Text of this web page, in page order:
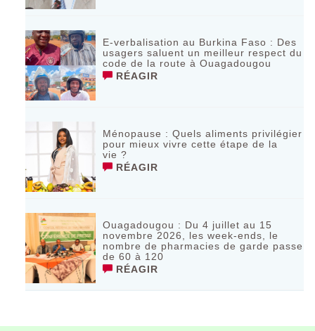
E-verbalisation au Burkina Faso : Des
usagers saluent un meilleur respect du
code de la route à Ouagadougou
RÉAGIR
Ménopause : Quels aliments privilégier
pour mieux vivre cette étape de la
vie ?
RÉAGIR
Ouagadougou : Du 4 juillet au 15
novembre 2026, les week-ends, le
nombre de pharmacies de garde passe
de 60 à 120
RÉAGIR